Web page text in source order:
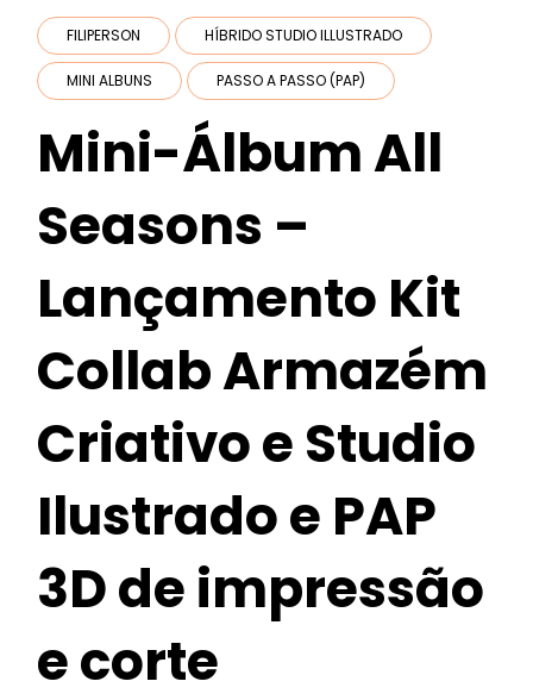
FILIPERSON HÍBRIDO STUDIO ILLUSTRADO
MINI ALBUNS PASSO A PASSO (PAP)
Mini-Álbum All
Seasons –
Lançamento Kit
Collab Armazém
Criativo e Studio
Ilustrado e PAP
3D de impressão
e corte